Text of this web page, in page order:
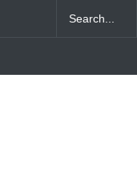
habría envenenado